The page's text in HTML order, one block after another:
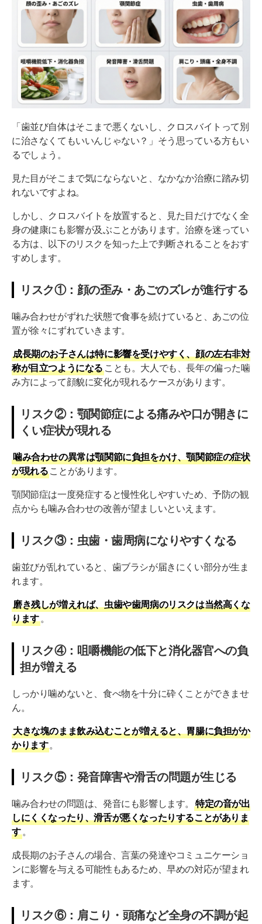
「歯並び自体はそこまで悪くないし、クロスバイトって別
に治さなくてもいいんじゃない？」そう思っている方もい
るでしょう。
見た目がそこまで気にならないと、なかなか治療に踏み切
れないですよね。
しかし、クロスバイトを放置すると、見た目だけでなく全
身の健康にも影響が及ぶことがあります。治療を迷ってい
る方は、以下のリスクを知った上で判断されることをおす
すめします。
リスク①：顔の歪み・あごのズレが進行する
噛み合わせがずれた状態で食事を続けていると、あごの位
置が徐々にずれていきます。
成長期のお子さんは特に影響を受けやすく、顔の左右非対
称が目立つようになる ことも。大人でも、長年の偏った噛
み方によって顔貌に変化が現れるケースがあります。
リスク②：顎関節症による痛みや口が開きに
くい症状が現れる
噛み合わせの異常は顎関節に負担をかけ、顎関節症の症状
が現れる ことがあります。
顎関節症は一度発症すると慢性化しやすいため、予防の観
点からも噛み合わせの改善が望ましいといえます。
リスク③：虫歯・歯周病になりやすくなる
歯並びが乱れていると、歯ブラシが届きにくい部分が生ま
れます。
磨き残しが増えれば、虫歯や歯周病のリスクは当然高くな
ります 。
リスク④：咀嚼機能の低下と消化器官への負
担が増える
しっかり噛めないと、食べ物を十分に砕くことができませ
ん。
大きな塊のまま飲み込むことが増えると、胃腸に負担がか
かります 。
リスク⑤：発音障害や滑舌の問題が生じる
噛み合わせの問題は、発音にも影響します。
特定の音が出
しにくくなったり、滑舌が悪くなったりすることがありま
す 。
成長期のお子さんの場合、言葉の発達やコミュニケーショ
ンに影響を与える可能性もあるため、早めの対応が望まれ
ます。
リスク⑥：肩こり・頭痛など全身の不調が起